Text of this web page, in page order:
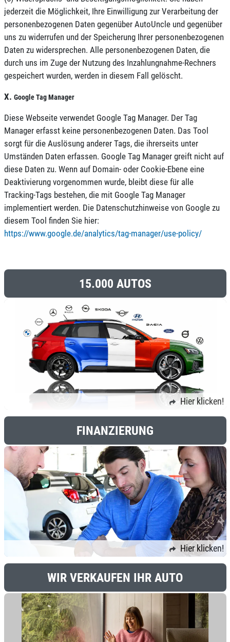
jederzeit die Möglichkeit, Ihre Einwilligung zur Verarbeitung der
personenbezogenen Daten gegenüber AutoUncle und gegenüber
uns zu widerrufen und der Speicherung Ihrer personenbezogenen
Daten zu widersprechen. Alle personenbezogenen Daten, die
durch uns im Zuge der Nutzung des Inzahlungnahme-Rechners
gespeichert wurden, werden in diesem Fall gelöscht.
X. Google Tag Manager
Diese Webseite verwendet Google Tag Manager. Der Tag
Manager erfasst keine personenbezogenen Daten. Das Tool
sorgt für die Auslösung anderer Tags, die ihrerseits unter
Umständen Daten erfassen. Google Tag Manager greift nicht auf
diese Daten zu. Wenn auf Domain- oder Cookie-Ebene eine
Deaktivierung vorgenommen wurde, bleibt diese für alle
Tracking-Tags bestehen, die mit Google Tag Manager
implementiert werden. Die Datenschutzhinweise von Google zu
diesem Tool finden Sie hier:
https://www.google.de/analytics/tag-manager/use-policy/
15.000 AUTOS
Hier klicken!
FINANZIERUNG
Hier klicken!
WIR VERKAUFEN IHR AUTO